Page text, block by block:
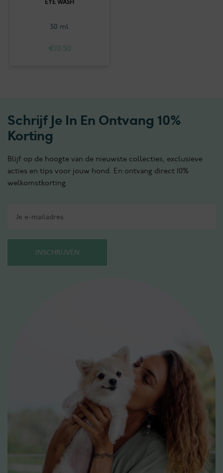
EYE WASH
50 ml
€10.50
Schrijf Je In En Ontvang 10%
Korting
Blijf op de hoogte van de nieuwste collecties, exclusieve
acties en tips voor jouw hond. En ontvang direct 10%
welkomstkorting.